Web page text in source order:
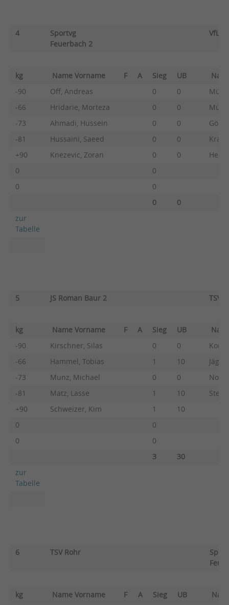
4
Sportvg
Feuerbach 2
VfL
kg Name Vorname F A Sieg UB
-90
Off, Andreas 0 0
-66
Hridarie, Morteza 0 0
-73
Ahmadi, Hussein 0 0
-81
Hussaini, Saeed 0 0
+90
Knezevic, Zoran 0 0
0
0
0
0
0
0
zur
Tabelle
5 JS Roman Baur 2 TSV
kg Name Vorname F A Sieg UB
-90
Kirschner, Silas 0 0
-66
Hammel, Tobias 1 10
-73
Munz, Michael 0 0
-81
Matz, Lasse 1 10
+90
Schweizer, Kim 1
10
0
0
0
0
3
30
zur
Tabelle
6 TSV Rohr
kg Name Vorname F A Sieg UB